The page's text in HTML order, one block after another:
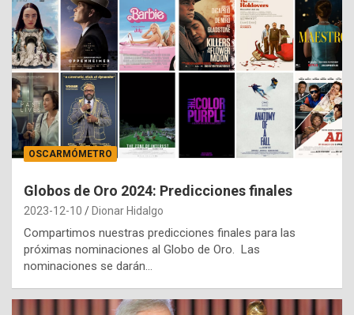
OSCARMÓMETRO
Globos de Oro 2024: Predicciones finales
2023-12-10 Dionar Hidalgo
Compartimos nuestras predicciones finales para las
próximas nominaciones al Globo de Oro. Las
nominaciones se darán…